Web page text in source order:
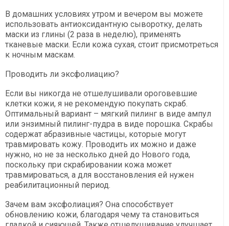
В домашних условиях утром и вечером вы можете
использовать антиоксидантную сыворотку, делать
маски из глины (2 раза в неделю), применять
тканевые маски. Если кожа сухая, стоит присмотреться
к ночным маскам.
Проводить ли эксфолиацию?
Если вы никогда не отшелушивали ороговевшие
клетки кожи, я не рекомендую покупать скраб.
Оптимальный вариант – мягкий пилинг в виде ампул
или энзимный пилинг-пудра в виде порошка. Скрабы
содержат абразивные частицы, которые могут
травмировать кожу. Проводить их можно и даже
нужно, но не за несколько дней до Нового года,
поскольку при скрабировании кожа может
травмироваться, а для восстановления ей нужен
реабилитационный период.
Зачем вам эксфолиация? Она способствует
обновлению кожи, благодаря чему та становиться